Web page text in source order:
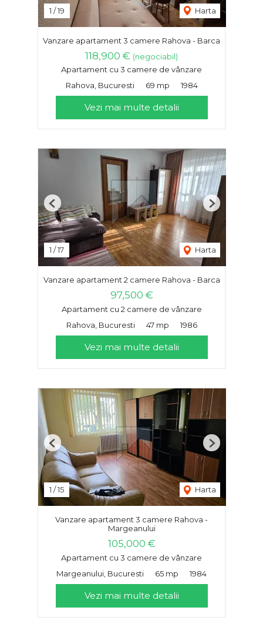
1 /19 Harta
Vanzare apartament 3 camere Rahova - Barca
118,900 € (negociabil)
Apartament cu 3 camere de vânzare
Rahova, Bucuresti
69 mp 1984
Vezi mai multe detalii
1 /17 Harta
Previous Next
Vanzare apartament 2 camere Rahova - Barca
97,500 €
Apartament cu 2 camere de vânzare
Rahova, Bucuresti
47 mp 1986
Vezi mai multe detalii
1 /15 Harta
Previous Next
Vanzare apartament 3 camere Rahova -
Margeanului
105,000 €
Apartament cu 3 camere de vânzare
Margeanului, Bucuresti
65 mp 1984
Vezi mai multe detalii